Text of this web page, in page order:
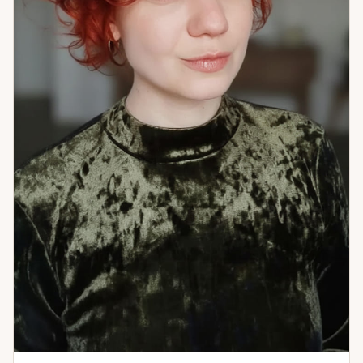
стран. Если вы хотите разобраться — не только в ситуации,
но и в себе — приходите.